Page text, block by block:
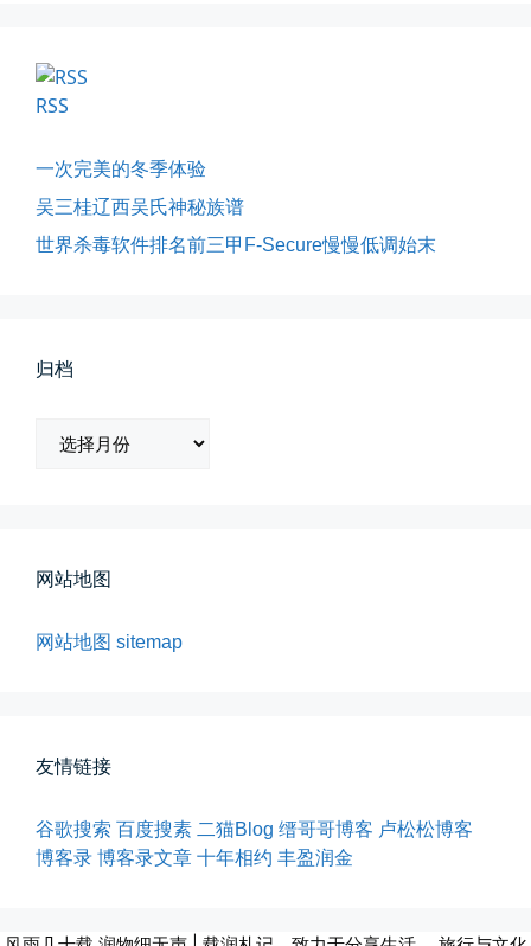
📅 03-12 22:16
晨风微凉，小区花香正浓。 从外...
RSS
一次完美的冬季体验
吴三桂辽西吴氏神秘族谱
世界杀毒软件排名前三甲F-Secure慢慢低调始末
归档
网站地图
网站地图 sitemap
友情链接
谷歌搜索 百度搜素 二猫Blog 缙哥哥博客 卢松松博客
博客录 博客录文章 十年相约 丰盈润金